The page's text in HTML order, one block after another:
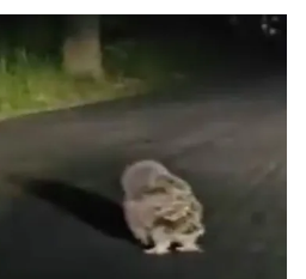
z najbardziej
ptaków nocnych. Podczas
wydają
dźwięki, które
letnim wieczorom.
je prędkość. Te wyjątkowe
na ziemię nie poradzą